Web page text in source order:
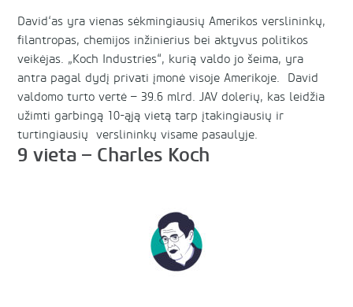
David‘as yra vienas sėkmingiausių Amerikos verslininkų,
filantropas, chemijos inžinierius bei aktyvus politikos
veikėjas. „Koch Industries“, kurią valdo jo šeima, yra
antra pagal dydį privati įmonė visoje Amerikoje. David
valdomo turto vertė – 39.6 mlrd. JAV dolerių, kas leidžia
užimti garbingą 10-ąją vietą tarp įtakingiausių ir
turtingiausių verslininkų visame pasaulyje.
9 vieta – Charles Koch